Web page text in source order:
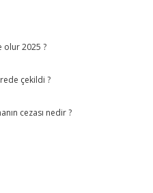
olur 2025 ?
çekildi ?
cezası nedir ?